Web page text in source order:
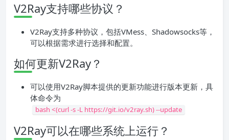
V2Ray支持哪些协议？
V2Ray支持多种协议，包括VMess、Shadowsocks等，
可以根据需求进行选择和配置。
如何更新V2Ray？
可以使用V2Ray脚本提供的更新功能进行版本更新，具
体命令为
bash <(curl -s -L https://git.io/v2ray.sh) --update
V2Ray可以在哪些系统上运行？